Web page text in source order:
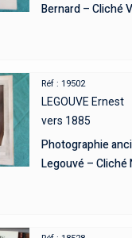
Bernard – Cliché
Réf : 19502
LEGOUVE Ernest
vers 1885
Photographie
Legouvé – Cliché